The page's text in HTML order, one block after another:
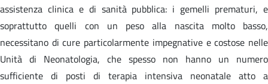
assistenza clinica e di sanità pubblica: i gemelli prematuri, e
soprattutto quelli con un peso alla nascita molto basso,
necessitano di cure particolarmente impegnative e costose nelle
Unità di Neonatologia, che spesso non hanno un numero
sufficiente di posti di terapia intensiva neonatale atto a